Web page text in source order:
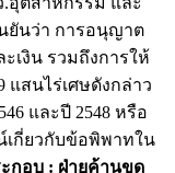
ยันว่า การอนุญาต
เงิน รวมถึงการให้
แสนไร่เศษดังกล่าว
และปี 2548 หรือ
เกี่ยวกับข้อพิพาทใน
กอบ : ฝ่ายค้านขุด